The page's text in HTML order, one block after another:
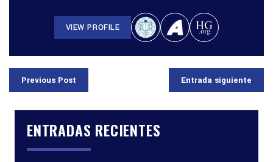
VIEW PROFILE
Previous Post Entrada siguiente
ENTRADAS RECIENTES